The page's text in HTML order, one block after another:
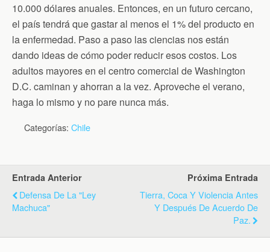
10.000 dólares anuales. Entonces, en un futuro cercano,
el país tendrá que gastar al menos el 1% del producto en
la enfermedad. Paso a paso las ciencias nos están
dando ideas de cómo poder reducir esos costos. Los
adultos mayores en el centro comercial de Washington
D.C. caminan y ahorran a la vez. Aproveche el verano,
haga lo mismo y no pare nunca más.
Categorías: Chile
Entrada Anterior
Defensa De La "ley
Machuca"
Próxima Entrada
Tierra, Coca Y Violencia Antes
Y Después De Acuerdo De
Paz.